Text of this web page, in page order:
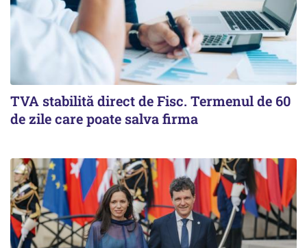
TVA stabilită direct de Fisc. Termenul de 60
de zile care poate salva firma